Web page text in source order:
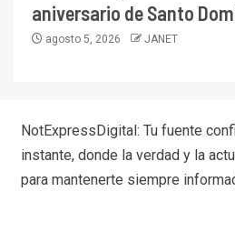
aniversario de Santo
agosto 5, 2026 JANET
NotExpressDigital: Tu fuente
instante, donde la verdad y la
para mantenerte siempre